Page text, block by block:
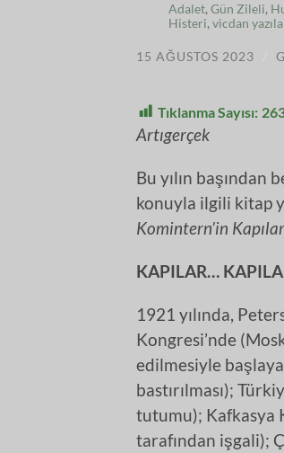
Adalet, Gün Zileli,
Histeri, vicdan
15 AĞUSTOS 2023
Tıklanma Sayısı:
Artıgerçek
Bu yılın
konuyla ilgili kitap
Komintern’in
KAPILAR…
1921 yılında,
Kongresi’nde
edilmesiyle
bastırılması);
tutumu); Kafkasya
tarafından işgali);